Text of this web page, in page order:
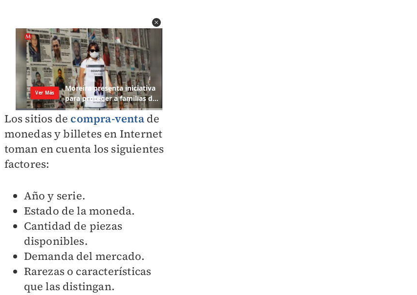
Los sitios de compra-ventade
monedas y billetes en Internet
toman en cuenta los siguientes
factores:
Año y serie.
Estado de la moneda.
Cantidad de piezas
disponibles.
Demanda del mercado.
Rarezas o características
que las distingan.